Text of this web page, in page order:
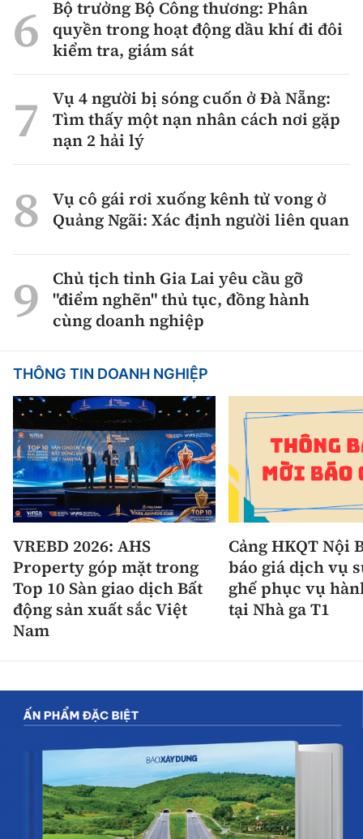
Bộ trưởng Bộ Công thương: Phân
quyền trong hoạt động dầu khí đi đôi
kiểm tra, giám sát
Vụ 4 người bị sóng cuốn ở Đà Nẵng:
Tìm thấy một nạn nhân cách nơi gặp
nạn 2 hải lý
Vụ cô gái rơi xuống kênh tử vong ở
Quảng Ngãi: Xác định người liên quan
Chủ tịch tỉnh Gia Lai yêu cầu gỡ
"điểm nghẽn" thủ tục, đồng hành
cùng doanh nghiệp
THÔNG TIN DOANH NGHIỆP
VREBD 2026: AHS
Property góp mặt trong
Top 10 Sàn giao dịch Bất
động sản xuất sắc Việt
Nam
Cảng HKQT Nội
báo giá dịch vụ
ghế phục vụ
tại Nhà ga T1